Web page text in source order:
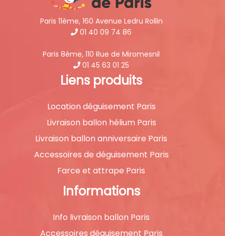
Paris 11ème, 160 Avenue Ledru Rollin
01 40 09 74 86
Paris 8ème, 110 Rue de Miromesnil
01 45 63 01 25
Liens produits
Location déguisement Paris
Livraison ballon hélium Paris
Livraison ballon anniversaire Paris
Accessoires de déguisement Paris
Farce et attrape Paris
Informations
Info livraison ballon Paris
Accessoires déguisement Paris